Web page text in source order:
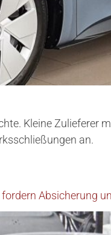
Kleine Zulieferer
an.
Absicherung